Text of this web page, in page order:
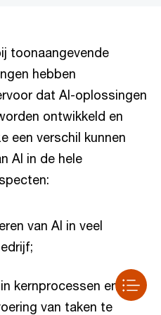
toonaangevende
hebben
dat AI-oplossingen
ontwikkeld en
een verschil kunnen
AI in de hele
van AI in veel
kernprocessen en -
van taken te